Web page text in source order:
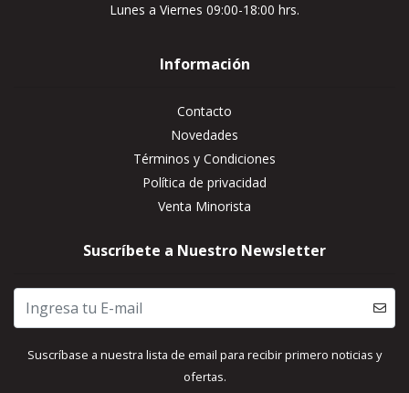
Lunes a Viernes 09:00-18:00 hrs.
Información
Contacto
Novedades
Términos y Condiciones
Política de privacidad
Venta Minorista
Suscríbete a Nuestro Newsletter
Suscríbase a nuestra lista de email para recibir primero noticias y
ofertas.